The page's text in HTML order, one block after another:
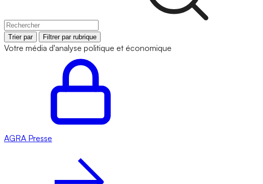
Trier par Filtrer par rubrique
Votre média d'analyse politique et économique
AGRA Presse